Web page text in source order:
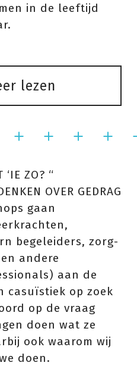
in de leeftijd
lezen
‘IE ZO? “
OVER GEDRAG
gaan
begeleiders, zorg-
andere
aan de
casuïstiek op zoek
op de vraag
doen wat ze
ook waarom wij
doen.